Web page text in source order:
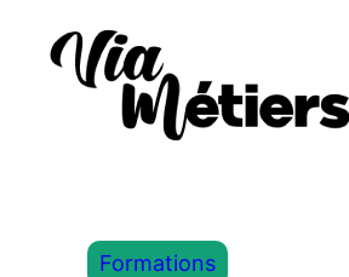
Formations